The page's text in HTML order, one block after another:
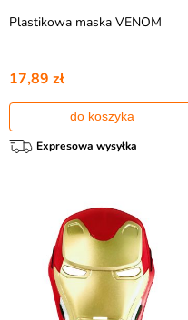
Plastikowa maska VENOM
17,89 zł
do koszyka
Expresowa wysyłka